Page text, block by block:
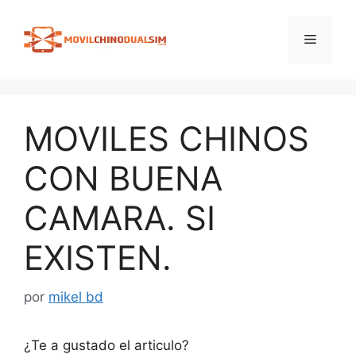
contenido
Menú
MOVILES CHINOS
CON BUENA
CAMARA. SI
EXISTEN.
por mikel bd
¿Te a gustado el articulo?